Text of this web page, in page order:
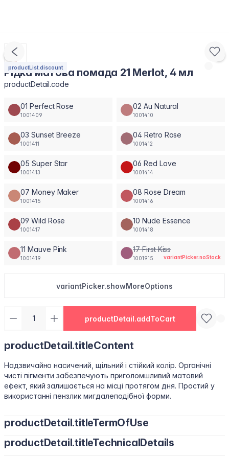
productList.discount
Рідка матова помада 21 Merlot, 4 мл
productDetail.code
01 Perfect Rose
1001409
02 Au Natural
1001410
03 Sunset Breeze
1001411
04 Retro Rose
1001412
05 Super Star
1001413
06 Red Love
1001414
07 Money Maker
1001415
08 Rose Dream
1001416
09 Wild Rose
1001417
10 Nude Essence
1001418
11 Mauve Pink
1001419
17 First Kiss
1001915 variantPicker.noStock
variantPicker.showMoreOptions
productDetail.addToCart
productDetail.titleContent
Надзвичайно насичений, щільний і стійкий колір. Органічні
чисті пігменти забезпечують приголомшливий матовий
ефект, який залишається на місці протягом дня. Простий у
використанні пензлик мигдалеподібної форми.
productDetail.titleTermOfUse
Нанесіть необхідну кількість засобу на губи і рівномірно
productDetail.titleTechnicalDetails